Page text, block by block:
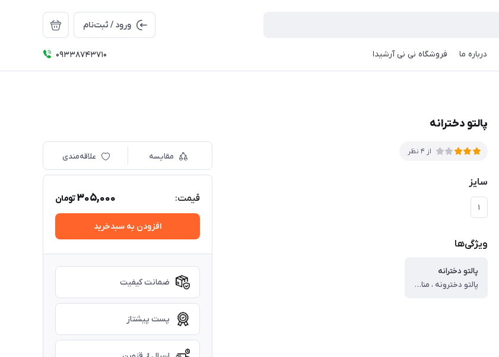
ورود / ثبت‌نام
درباره ما فروشگاه نی نی آرشیدا 09338743710
پالتو دخترانه
از 4 نظر
سایز
۱
ویژگی‌ها
پالتو دخترانه
پالتو دخترونه ، مناسب:۵ تا ۸ سال ، پالتو کلاه دار جنس فوتر و آستری داخل کار از جنس پونژه،اکسسوری گل سینه قابل برداشتن🥰 ، سایز۱: قد ۵۹،پهنا ۳۵،قد آستین ۴۰ ، سایز۲:قد ۶۴،پهنا۳۷،قد آستین۴۳
مقایسه علاقه‌مندی
قیمت: 305,000تومان
افزودن به سبدخرید
ضمانت کیفیت
پست پیشتاز